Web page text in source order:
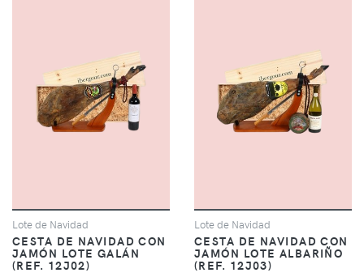
Lote de Navidad
CESTA DE NAVIDAD CON
JAMÓN LOTE GALÁN
(REF. 12J02)
Lote de Navidad
CESTA DE NAVIDAD CON
JAMÓN LOTE ALBARIÑO
(REF. 12J03)